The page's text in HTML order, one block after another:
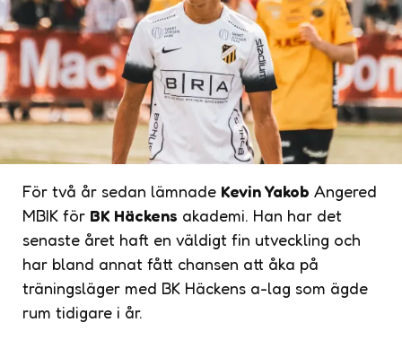
För två år sedan lämnade Kevin Yakob Angered
MBIK för BK Häckens akademi. Han har det
senaste året haft en väldigt fin utveckling och
har bland annat fått chansen att åka på
träningsläger med BK Häckens a-lag som ägde
rum tidigare i år.